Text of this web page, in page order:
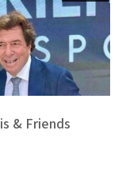
& Friends